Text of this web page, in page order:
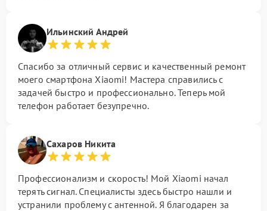
Ильинский Андрей
Спасибо за отличный сервис и качественный ремонт
моего смартфона Xiaomi! Мастера справились с
задачей быстро и профессионально. Теперь мой
телефон работает безупречно.
Сахаров Никита
Профессионализм и скорость! Мой Xiaomi начал
терять сигнал. Специалисты здесь быстро нашли и
устранили проблему с антенной. Я благодарен за